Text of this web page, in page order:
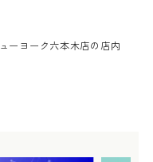
ーヨーク六本木店の店内